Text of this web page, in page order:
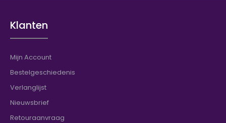
Klanten
Mijn Account
Bestelgeschiedenis
Verlanglijst
Nieuwsbrief
Retouraanvraag